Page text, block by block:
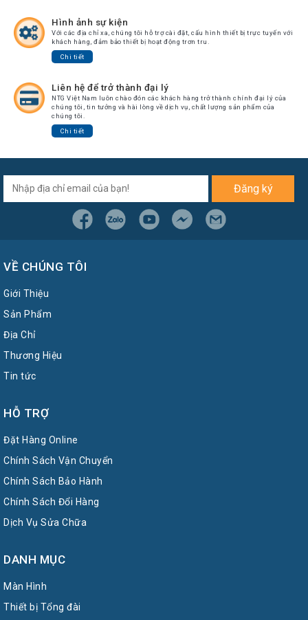
Chính
Sách
Thương
Hiệu
Hàng
Vụ
Sửa
Hình ảnh sự kiện
Với các địa chỉ xa, chúng tôi hỗ trợ cài đặt, cấu hình thiết bị trực tuyến với
khách hàng, đảm bảo thiết bị hoạt động trơn tru.
Chi tiết
Liên hệ để trở thành đại lý
NTG Việt Nam luôn chào đón các khách hàng trở thành chính đại lý của
chúng tôi, tin tưởng và hài lòng về dịch vụ, chất lượng sản phẩm của
chúng tôi.
Chi tiết
Đăng ký
VỀ CHÚNG TÔI
Giới Thiệu
Sản Phẩm
Địa Chỉ
Thương Hiệu
Tin tức
HỖ TRỢ
Đặt Hàng Online
Chính Sách Vận Chuyển
Chính Sách Bảo Hành
Chính Sách Đổi Hàng
Dịch Vụ Sửa Chữa
DANH MỤC
Màn Hình
Thiết bị Tổng đài